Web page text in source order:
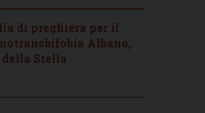
di preghiera per il
Albano,
Stella